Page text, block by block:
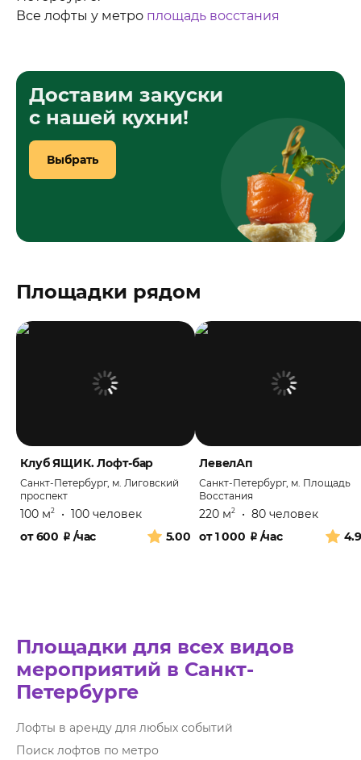
Все лофты у метро площадь восстания
Доставим закуски
с нашей кухни!
Выбрать
Площадки рядом
Клуб ЯЩИК. Лофт-бар
Санкт-Петербург, м. Лиговский
проспект
100 м2 • 100 человек
5.00
от600 ₽ /час
ЛевелАп
Санкт-Петербург, м. Площадь
Восстания
220 м2 • 80 человек
от1 000 ₽ /час
Площадки для всех видов
мероприятий в Санкт-
Петербурге
Лофты в аренду для любых событий
Поиск лофтов по метро